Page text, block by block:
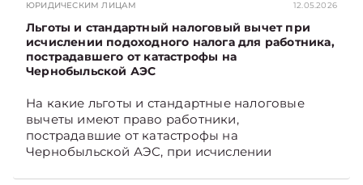
ЮРИДИЧЕСКИМ ЛИЦАМ 12.05.2026
Льготы и стандартный налоговый вычет при
исчислении подоходного налога для работника,
пострадавшего от катастрофы на
Чернобыльской АЭС
На какие льготы и стандартные налоговые
вычеты имеют право работники,
пострадавшие от катастрофы на
Чернобыльской АЭС, при исчислении